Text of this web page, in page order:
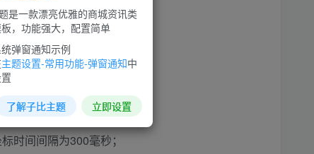
时间间隔为500毫秒；
时间间隔为300毫秒；
是一款漂亮优雅的商城资讯类
，功能强大，配置简单
弹窗通知示例
主题设置-常用功能-弹窗通知中
了解子比主题 立即设置